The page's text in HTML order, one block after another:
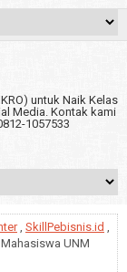
untuk Naik Kelas
Media. Kontak kami
1057533
, SkillPebisnis.id ,
Mahasiswa UNM